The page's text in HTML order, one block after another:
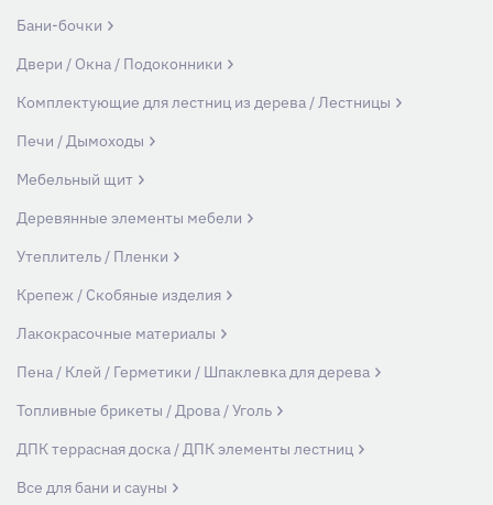
Бани-бочки
Двери / Окна / Подоконники
Комплектующие для лестниц из дерева / Лестницы
Печи / Дымоходы
Мебельный щит
Деревянные элементы мебели
Утеплитель / Пленки
Крепеж / Скобяные изделия
Лакокрасочные материалы
Пена / Клей / Герметики / Шпаклевка для дерева
Топливные брикеты / Дрова / Уголь
ДПК террасная доска / ДПК элементы лестниц
Все для бани и сауны